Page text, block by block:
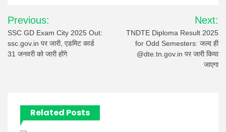
Post
navigation
Previous:
SSC GD Exam City 2025 Out:
ssc.gov.in पर जारी, एडमिट कार्ड
31 जनवरी को जारी होंगे
Next:
TNDTE Diploma Result 2025
for Odd Semesters: जल्द ही
@dte.tn.gov.in पर जारी किया
जाएगा
Related Posts